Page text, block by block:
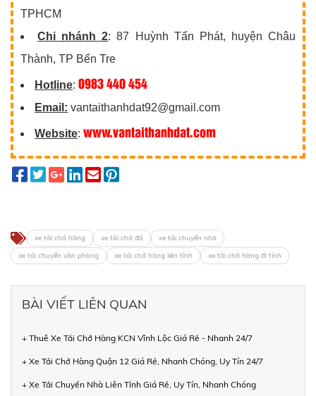
TPHCM
Chi nhánh 2: 87 Huỳnh Tấn Phát, huyện Châu
Thành, TP Bến Tre
Hotline: 0983 440 454
Email: vantaithanhdat92@gmail.com
Website: www.vantaithanhdat.com
xe tải chở hàng xe tải chở đồ
xe tải chuyển nhà
xe tải chuyển văn phòng
xe tải chở hàng liên tỉnh xe tải chở hàng đi tỉnh
BÀI VIẾT LIÊN QUAN
+ Thuê Xe Tải Chở Hàng KCN Vĩnh Lộc Giá Rẻ - Nhanh 24/7
+ Xe Tải Chở Hàng Quận 12 Giá Rẻ, Nhanh Chóng, Uy Tín 24/7
+ Xe Tải Chuyển Nhà Liên Tỉnh Giá Rẻ, Uy Tín, Nhanh Chóng